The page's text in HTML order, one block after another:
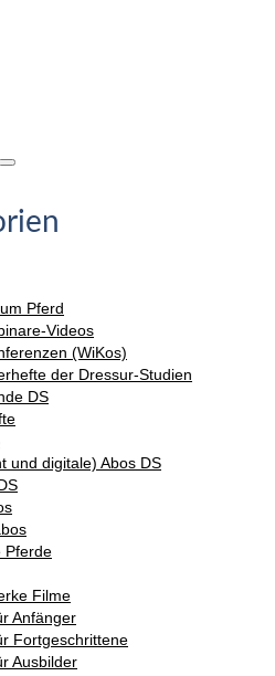
Pferd
Videos
(WiKos)
der Dressur-Studien
DS
und digitale) Abos DS
Pferde
Filme
Anfänger
Fortgeschrittene
Ausbilder